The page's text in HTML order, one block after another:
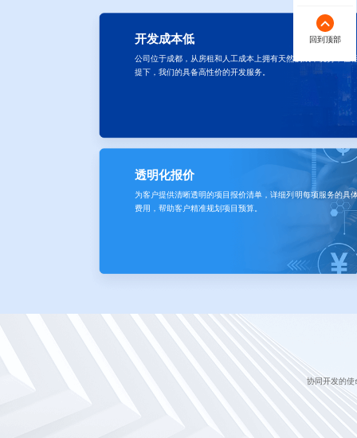
开发成本低
公司位于成都，从房租和人工成本上拥有天然的成本优势，在
提下，我们的具备高性价的开发服务。
透明化报价
为客户提供清晰透明的项目报价清单，详细列明每项服务的具
费用，帮助客户精准规划项目预算。
协同开发的使
回到顶部